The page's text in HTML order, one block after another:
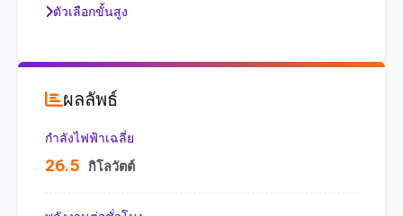
ตัวเลือกขั้นสูง
ผลลัพธ์
กำลังไฟฟ้าเฉลี่ย
26.5 กิโลวัตต์